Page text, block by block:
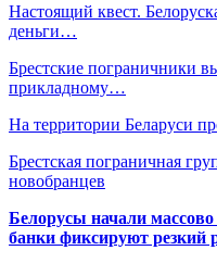
Настоящий квест.
деньги…
Брестские пограничники
прикладному…
На территории Беларуси
Брестская пограничная
новобранцев
Белорусы начали
банки фиксируют резкий